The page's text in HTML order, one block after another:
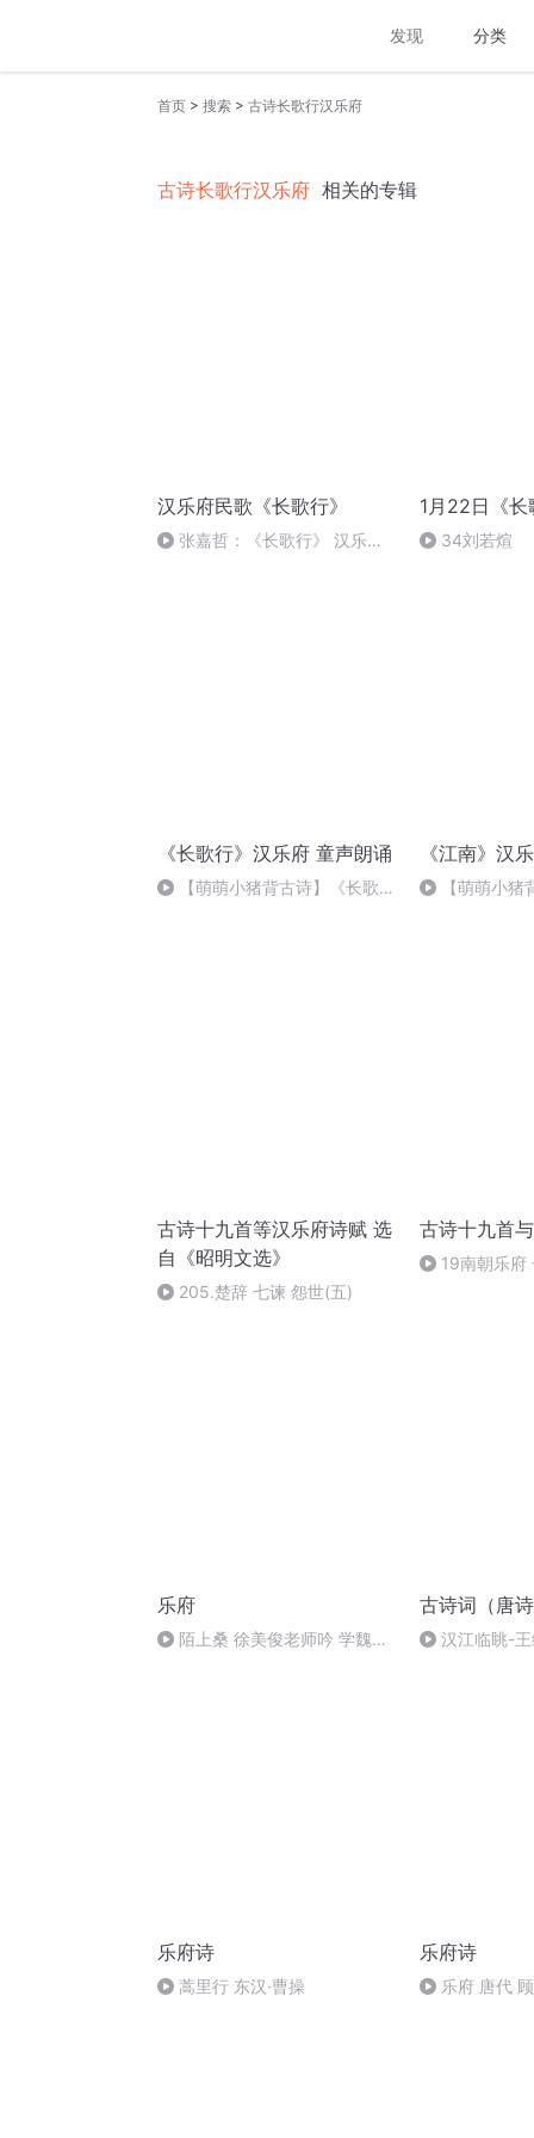
发现 分类
首页 > 搜索 > 古诗长歌行汉乐府
古诗长歌行汉乐府 相关的专辑
汉乐府民歌《长歌行》
张嘉哲：《长歌行》 汉乐府
1月22日《
34刘若煊
《长歌行》汉乐府 童声朗诵
【萌萌小猪背古诗】《长歌
《江南》汉
【萌萌小
古诗十九首等汉乐府诗赋 选
自《昭明文选》
205.楚辞 七谏 怨世(五)
古诗十九首
19南朝乐府
乐府
陌上桑 徐美俊老师吟 学魏嘉
古诗词（唐
汉江临眺-
乐府诗
蒿里行 东汉·曹操
乐府诗
乐府 唐代